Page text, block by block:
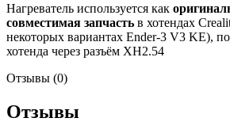
Нагреватель используется как
совместимая запчасть в хотендах
некоторых вариантах Ender‑3 V3 KE),
хотенда через разъём XH2.54
Отзывы (0)
Отзывы